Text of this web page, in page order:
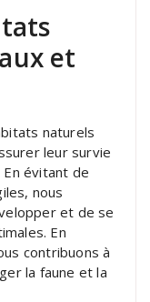
et
naturels
leur survie
évitant de
nous
et de se
En
contribuons à
la faune et la